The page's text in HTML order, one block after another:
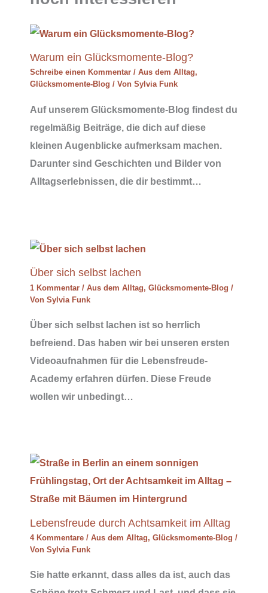
Warum ein Glücksmomente-Blog?
Schreibe einen Kommentar / Aus dem Alltag,
Glücksmomente-Blog / Von Sylvia Funk
Auf unserem Glücksmomente-Blog findest du
regelmäßig Beiträge, die dich auf diese
kleinen Augenblicke aufmerksam machen.
Darunter sind Geschichten und Bilder von
Alltagserlebnissen, die dir bestimmt…
Über sich selbst lachen
1 Kommentar / Aus dem Alltag, Glücksmomente-Blog /
Von Sylvia Funk
Über sich selbst lachen ist so herrlich
befreiend. Das haben wir bei unseren ersten
Videoaufnahmen für die Lebensfreude-
Academy erfahren dürfen. Diese Freude
wollen wir unbedingt…
Lebensfreude durch Achtsamkeit im Alltag
4 Kommentare / Aus dem Alltag, Glücksmomente-Blog /
Von Sylvia Funk
Sie hatte erkannt, dass alles da ist, auch das